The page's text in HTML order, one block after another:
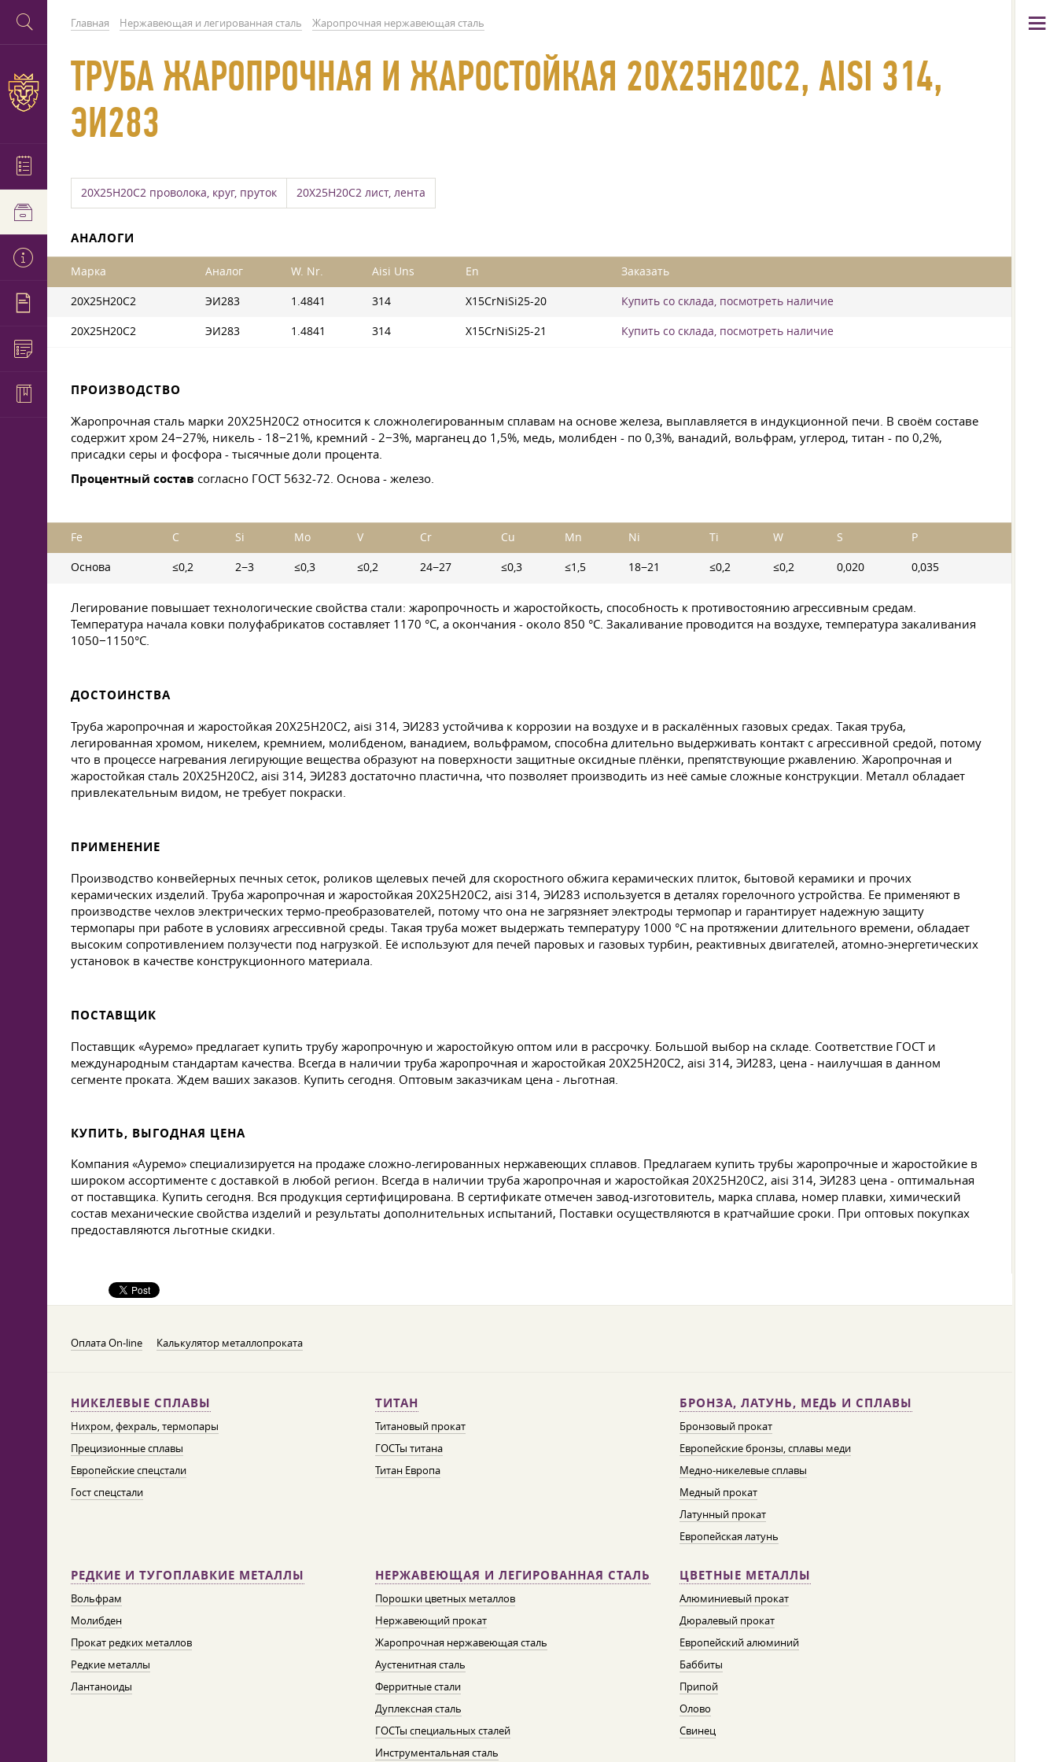
Главная Нержавеющая и легированная сталь Жаропрочная нержавеющая сталь
ТРУБА ЖАРОПРОЧНАЯ И ЖАРОСТОЙКАЯ 20Х25Н20С2, AISI 314,
ЭИ283
20Х25Н20С2 проволока, круг, пруток 20Х25Н20С2 лист, лента
АНАЛОГИ
Марка Аналог W. Nr. Aisi Uns En Заказать
20Х25Н20С2 ЭИ283 1.4841 314 X15CrNiSi25-20 Купить со склада, посмотреть наличие
20Х25Н20С2 ЭИ283 1.4841 314 X15CrNiSi25-21 Купить со склада, посмотреть наличие
ПРОИЗВОДСТВО
Жаропрочная сталь марки 20Х25Н20С2 относится к сложнолегированным сплавам на основе железа, выплавляется в индукционной печи. В своём составе
содержит хром 24−27%, никель - 18−21%, кремний - 2−3%, марганец до 1,5%, медь, молибден - по 0,3%, ванадий, вольфрам, углерод, титан - по 0,2%,
присадки серы и фосфора - тысячные доли процента.
Процентный состав согласно ГОСТ 5632-72. Основа - железо.
Fe C Si Mо V Cr Cu Mn Ni Ti W S P
Основа ≤0,2 2−3 ≤0,3 ≤0,2 24−27 ≤0,3 ≤1,5 18−21 ≤0,2 ≤0,2 0,020 0,035
Легирование повышает технологические свойства стали: жаропрочность и жаростойкость, способность к противостоянию агрессивным средам.
Температура начала ковки полуфабрикатов составляет 1170 °C, а окончания - около 850 °C. Закаливание проводится на воздухе, температура закаливания
1050−1150°С.
ДОСТОИНСТВА
Труба жаропрочная и жаростойкая 20Х25Н20С2, aisi 314, ЭИ283 устойчива к коррозии на воздухе и в раскалённых газовых средах. Такая труба,
легированная хромом, никелем, кремнием, молибденом, ванадием, вольфрамом, способна длительно выдерживать контакт с агрессивной средой, потому
что в процессе нагревания легирующие вещества образуют на поверхности защитные оксидные плёнки, препятствующие ржавлению. Жаропрочная и
жаростойкая сталь 20Х25Н20С2, aisi 314, ЭИ283 достаточно пластична, что позволяет производить из неё самые сложные конструкции. Металл обладает
привлекательным видом, не требует покраски.
ПРИМЕНЕНИЕ
Производство конвейерных печных сеток, роликов щелевых печей для скоростного обжига керамических плиток, бытовой керамики и прочих
керамических изделий. Труба жаропрочная и жаростойкая 20Х25Н20С2, aisi 314, ЭИ283 используется в деталях горелочного устройства. Ее применяют в
производстве чехлов электрических термо-преобразователей, потому что она не загрязняет электроды термопар и гарантирует надежную защиту
термопары при работе в условиях агрессивной среды. Такая труба может выдержать температуру 1000 °C на протяжении длительного времени, обладает
высоким сопротивлением ползучести под нагрузкой. Её используют для печей паровых и газовых турбин, реактивных двигателей, атомно-энергетических
установок в качестве конструкционного материала.
ПОСТАВЩИК
Поставщик «Ауремо» предлагает купить трубу жаропрочную и жаростойкую оптом или в рассрочку. Большой выбор на складе. Соответствие ГОСТ и
международным стандартам качества. Всегда в наличии труба жаропрочная и жаростойкая 20Х25Н20С2, aisi 314, ЭИ283, цена - наилучшая в данном
сегменте проката. Ждем ваших заказов. Купить сегодня. Оптовым заказчикам цена - льготная.
КУПИТЬ, ВЫГОДНАЯ ЦЕНА
Компания «Ауремо» специализируется на продаже сложно-легированных нержавеющих сплавов. Предлагаем купить трубы жаропрочные и жаростойкие в
широком ассортименте с доставкой в любой регион. Всегда в наличии труба жаропрочная и жаростойкая 20Х25Н20С2, aisi 314, ЭИ283 цена - оптимальная
от поставщика. Купить сегодня. Вся продукция сертифицирована. В сертификате отмечен завод-изготовитель, марка сплава, номер плавки, химический
состав механические свойства изделий и результаты дополнительных испытаний, Поставки осуществляются в кратчайшие сроки. При оптовых покупках
предоставляются льготные скидки.
Оплата On-line Калькулятор металлопроката
НИКЕЛЕВЫЕ СПЛАВЫ
Нихром, фехраль, термопары
Прецизионные сплавы
Европейские спецстали
Гост спецстали
ТИТАН
Титановый прокат
ГОСТы титана
Титан Европа
БРОНЗА, ЛАТУНЬ, МЕДЬ И СПЛАВЫ
Бронзовый прокат
Европейские бронзы, сплавы меди
Медно-никелевые сплавы
Медный прокат
Латунный прокат
Европейская латунь
РЕДКИЕ И ТУГОПЛАВКИЕ МЕТАЛЛЫ
Вольфрам
Молибден
Прокат редких металлов
Редкие металлы
Лантаноиды
НЕРЖАВЕЮЩАЯ И ЛЕГИРОВАННАЯ СТАЛЬ
Порошки цветных металлов
Нержавеющий прокат
Жаропрочная нержавеющая сталь
Аустенитная сталь
Ферритные стали
Дуплексная сталь
ГОСТы специальных сталей
Инструментальная сталь
ЦВЕТНЫЕ МЕТАЛЛЫ
Алюминиевый прокат
Дюралевый прокат
Европейский алюминий
Баббиты
Припой
Олово
Свинец